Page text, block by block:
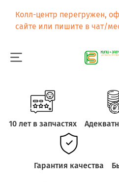
Колл-центр перегружен,
сайте или пишите в чат/
10 лет в запчастях
Гарантия качества